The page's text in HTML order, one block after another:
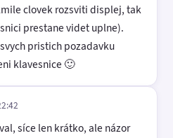
clovek rozsviti displej, tak
prestane videt uplne).
pristich pozadavku
klavesnice 🙂
síce len krátko, ale názor